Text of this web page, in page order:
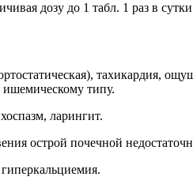
дозу до 1 табл. 1 раз в
тахикардия,
типу.
ларингит.
острой почечной